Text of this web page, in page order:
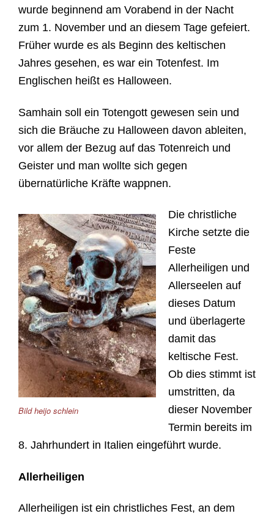
wurde beginnend am Vorabend in der Nacht
zum 1. November und an diesem Tage gefeiert.
Früher wurde es als Beginn des keltischen
Jahres gesehen, es war ein Totenfest. Im
Englischen heißt es Halloween.
Samhain soll ein Totengott gewesen sein und
sich die Bräuche zu Halloween davon ableiten,
vor allem der Bezug auf das Totenreich und
Geister und man wollte sich gegen
übernatürliche Kräfte wappnen.
Bild heijo schlein
Die christliche
Kirche setzte die
Feste
Allerheiligen und
Allerseelen auf
dieses Datum
und überlagerte
damit das
keltische Fest.
Ob dies stimmt ist
umstritten, da
dieser November
Termin bereits im
8. Jahrhundert in Italien eingeführt wurde.
Allerheiligen
Allerheiligen ist ein christliches Fest, an dem